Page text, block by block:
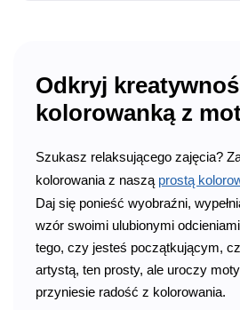
Odkryj
kolorowanką z
Szukasz relaksującego zajęcia?
kolorowania z naszą prostą
Daj się ponieść wyobraźni,
wzór swoimi ulubionymi
tego, czy jesteś początkującym,
artystą, ten prosty, ale uroczy
przyniesie radość z kolorowania.